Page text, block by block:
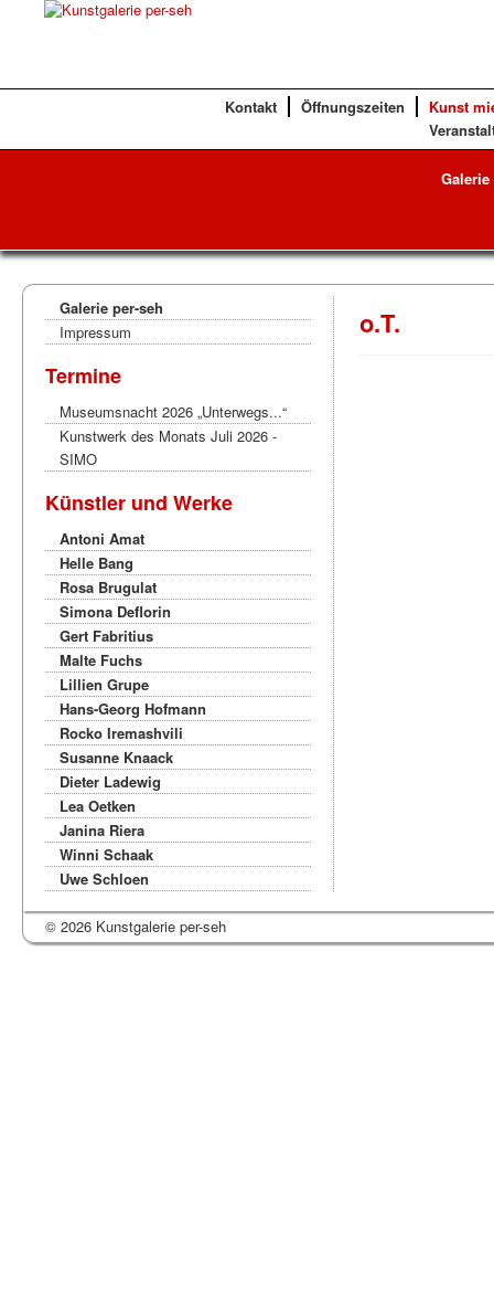
Kontakt Öffnungszeiten
Kunst
Galerie per-seh
Impressum
Termine
Museumsnacht 2026 „Unterwegs...“
Kunstwerk des Monats Juli 2026 -
SIMO
Künstler und Werke
Antoni Amat
Helle Bang
Rosa Brugulat
Simona Deflorin
Gert Fabritius
Malte Fuchs
Lillien Grupe
Hans-Georg Hofmann
Rocko Iremashvili
Susanne Knaack
Dieter Ladewig
Lea Oetken
Janina Riera
Winni Schaak
Uwe Schloen
o.T.
© 2026 Kunstgalerie per-seh